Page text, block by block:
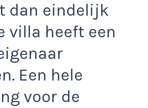
dan eindelijk
villa heeft een
Een hele
voor de